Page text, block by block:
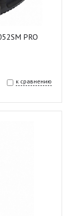
PRO
к сравнению